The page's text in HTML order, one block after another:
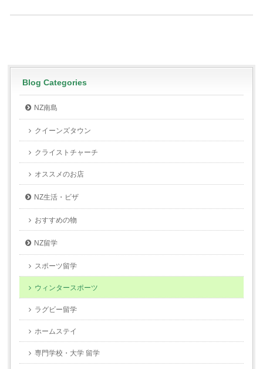
Blog Categories
NZ南島
クイーンズタウン
クライストチャーチ
オススメのお店
NZ生活・ビザ
おすすめの物
NZ留学
スポーツ留学
ウィンタースポーツ
ラグビー留学
ホームステイ
専門学校・大学 留学